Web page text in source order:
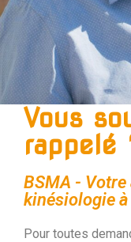
Vous
rappelé
BSMA -
kinésiologie à
Pour toutes